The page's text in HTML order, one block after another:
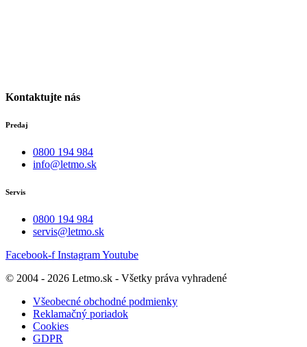
Kontaktujte nás
Predaj
0800 194 984
info@letmo.sk
Servis
0800 194 984
servis@letmo.sk
Facebook-f InstagramYoutube
© 2004 - 2026 Letmo.sk - Všetky práva vyhradené
Všeobecné obchodné podmienky
Reklamačný poriadok
Cookies
GDPR